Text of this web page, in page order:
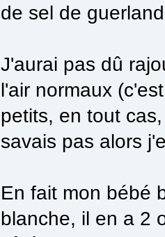
de sel de
J'aurai pas dû
l'air normaux
petits, en tout
savais pas alors
En fait mon bébé
blanche, il en a 2